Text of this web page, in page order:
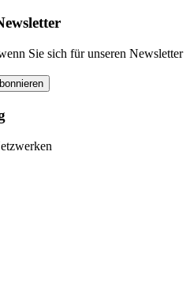
Sie sich für unseren Newsletter